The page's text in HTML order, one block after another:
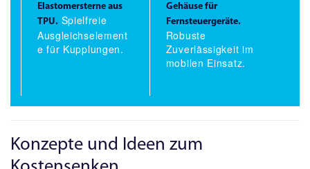
Elastomersterne aus
TPU. Spielfreie
Ausgleichselement
e für Kupplungen.
Gehäuse für
Fernsteuergeräte.
Robuste
Zuverlässigkeit im
mobilen Einsatz.
Konzepte und Ideen zum